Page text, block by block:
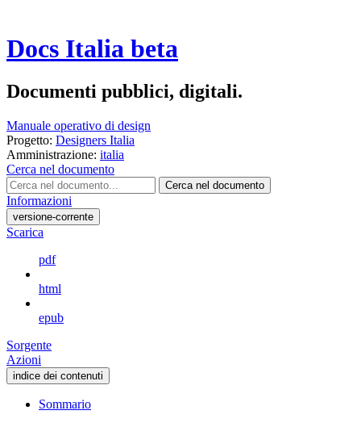
Docs Italia beta
Documenti pubblici, digitali.
Manuale operativo di design
Progetto: Designers Italia
Amministrazione: italia
Cerca nel documento
Cerca nel documento
Informazioni
versione-corrente
Scarica
pdf
html
epub
Sorgente
Azioni
indice dei contenuti
Sommario